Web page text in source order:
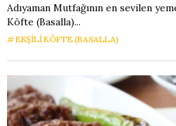
Adıyaman Mutfağının en sevilen
Köfte (Basalla)...
EKŞILI KÖFTE (BASALLA)